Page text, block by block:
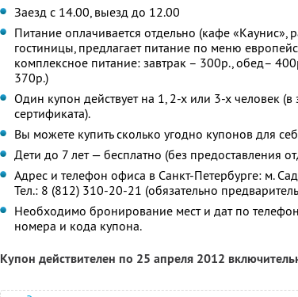
Заезд с 14.00, выезд до 12.00
Питание оплачивается отдельно (кафе
гостиницы, предлагает питание по меню
комплексное питание: завтрак – 300р., обед–
370р.)
Один купон действует на 1, 2-х или 3-х человек (в
сертификата).
Вы можете купить сколько угодно купонов для
Дети до 7 лет — бесплатно (без предоставления
Адрес и телефон офиса в Санкт-Петербурге: м.
Тел.: 8 (812) 310-20-21 (обязательно
Необходимо бронирование мест и дат по
номера и кода купона.
Купон действителен по 25 апреля 2012